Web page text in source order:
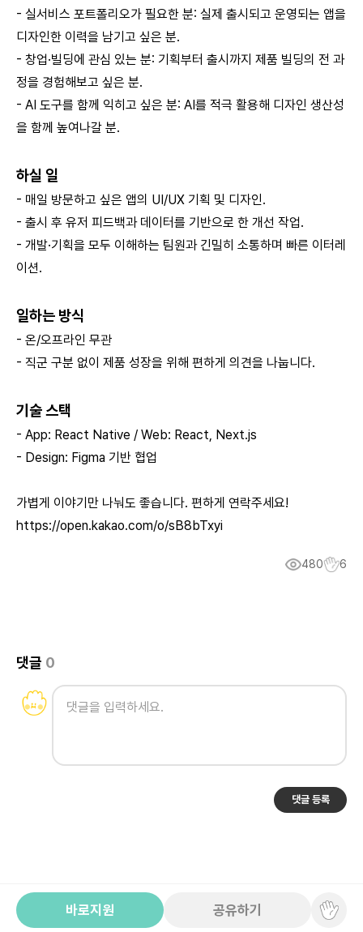
- 실서비스 포트폴리오가 필요한 분: 실제 출시되고 운영되는 앱을
디자인한 이력을 남기고 싶은 분.
- 창업·빌딩에 관심 있는 분: 기획부터 출시까지 제품 빌딩의 전 과
정을 경험해보고 싶은 분.
- AI 도구를 함께 익히고 싶은 분: AI를 적극 활용해 디자인 생산성
을 함께 높여나갈 분.
하실 일
- 매일 방문하고 싶은 앱의 UI/UX 기획 및 디자인.
- 출시 후 유저 피드백과 데이터를 기반으로 한 개선 작업.
- 개발·기획을 모두 이해하는 팀원과 긴밀히 소통하며 빠른 이터레
이션.
일하는 방식
- 온/오프라인 무관
- 직군 구분 없이 제품 성장을 위해 편하게 의견을 나눕니다.
기술 스택
- App: React Native / Web: React, Next.js
- Design: Figma 기반 협업
가볍게 이야기만 나눠도 좋습니다. 편하게 연락주세요!
https://open.kakao.com/o/sB8bTxyi
480 6
댓글 0
댓글 등록
바로지원 공유하기